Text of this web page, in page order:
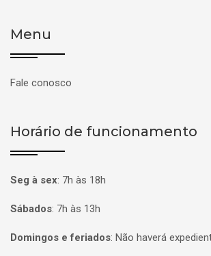
Menu
Fale conosco
Horário de funcionamento
Seg à sex: 7h às 18h
Sábados: 7h às 13h
Domingos e feriados: Não haverá